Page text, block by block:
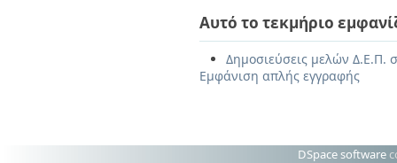
Αυτό το τεκμήριο
Δημοσιεύσεις μελών Δ.Ε.Π.
Εμφάνιση απλής εγγραφής
DSpace software